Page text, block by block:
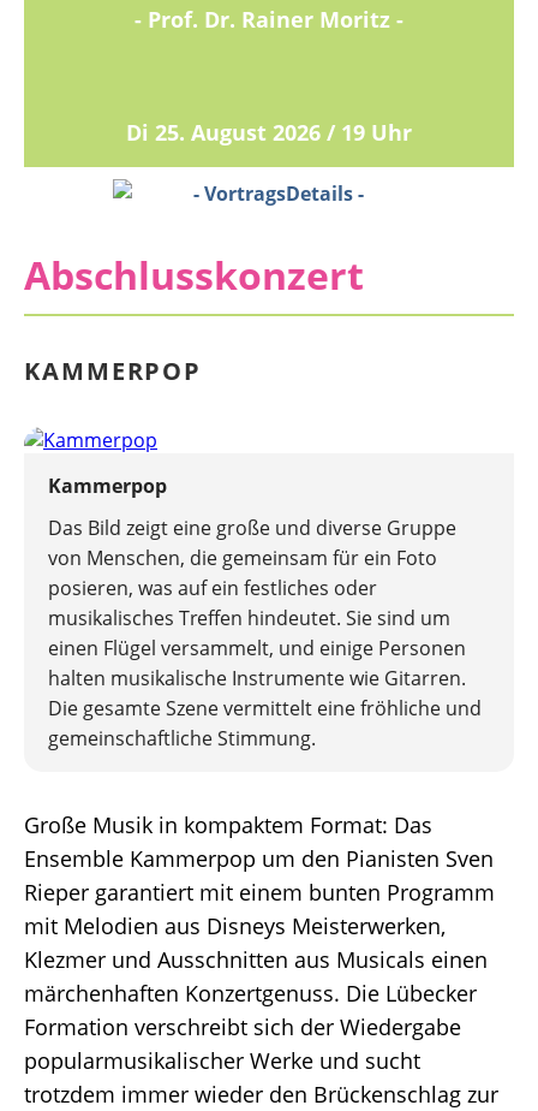
- Prof. Dr. Rainer Moritz -
Di 25. August 2026 / 19 Uhr
Abschlusskonzert
KAMMERPOP
Kammerpop
Das Bild zeigt eine große und diverse Gruppe
von Menschen, die gemeinsam für ein Foto
posieren, was auf ein festliches oder
musikalisches Treffen hindeutet. Sie sind um
einen Flügel versammelt, und einige Personen
halten musikalische Instrumente wie Gitarren.
Die gesamte Szene vermittelt eine fröhliche und
gemeinschaftliche Stimmung.
Große Musik in kompaktem Format: Das
Ensemble Kammerpop um den Pianisten Sven
Rieper garantiert mit einem bunten Programm
mit Melodien aus Disneys Meisterwerken,
Klezmer und Ausschnitten aus Musicals einen
märchenhaften Konzertgenuss. Die Lübecker
Formation verschreibt sich der Wiedergabe
popularmusikalischer Werke und sucht
trotzdem immer wieder den Brückenschlag zur